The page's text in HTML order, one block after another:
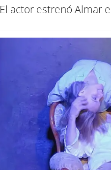
El actor estrenó Almar